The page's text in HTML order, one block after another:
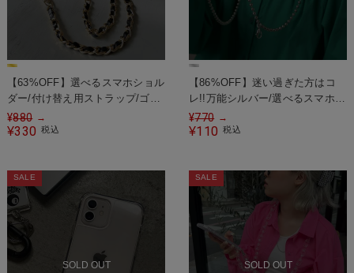
【63%OFF】選べるスマホショル
ダー/付け替え用ストラップ/ゴー
ルドチェーン
¥880 →
¥330 税込
【86%OFF】迷い過ぎた方はコ
レ!!万能シルバー/選べるスマホシ
ョルダー/カスタムショルダーチ
ェーン
¥770 →
¥110 税込
SOLD OUT
SALE
SOLD OUT
SALE